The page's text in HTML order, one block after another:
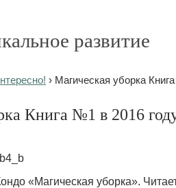
развитие
› Магическая уборка
Книга №1 в 2016
«Магическая уборка».